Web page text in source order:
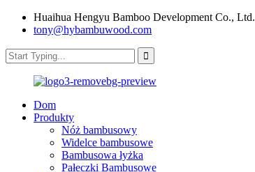
Huaihua Hengyu Bamboo Development Co., Ltd.
tony@hybambuwood.com
Dom
Produkty
Nóż bambusowy
Widelce bambusowe
Bambusowa łyżka
Pałeczki Bambusowe